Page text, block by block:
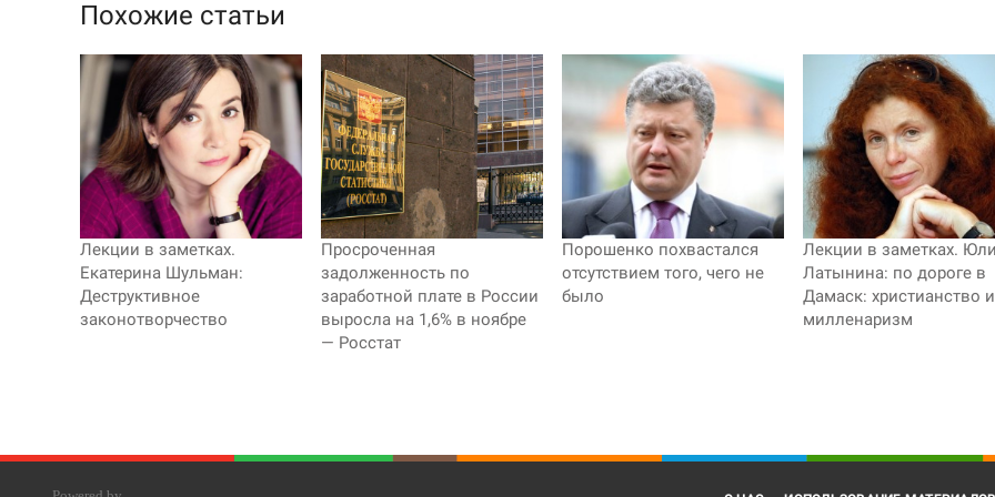
Похожие статьи
Лекции в заметках.
Екатерина Шульман:
Деструктивное
законотворчество
Просроченная
задолженность по
заработной плате в России
выросла на 1,6% в ноябре
— Росстат
Порошенко похвастался
отсутствием того, чего не
было
Лекции в заметках.
Латынина: по дороге в
Дамаск: христианство и
милленаризм